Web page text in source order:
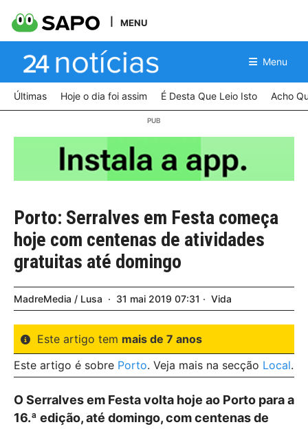
MENU
Menu
Últimas Hoje o dia foi assim É Desta Que Leio Isto Acho
Porto: Serralves em Festa começa
hoje com centenas de atividades
gratuitas até domingo
MadreMedia / Lusa 31 mai 2019 07:31 Vida
Este artigo tem mais de 7 anos
Este artigo é sobre Porto. Veja mais na secção Local.
O Serralves em Festa volta hoje ao Porto para a
16.ª edição, até domingo, com centenas de